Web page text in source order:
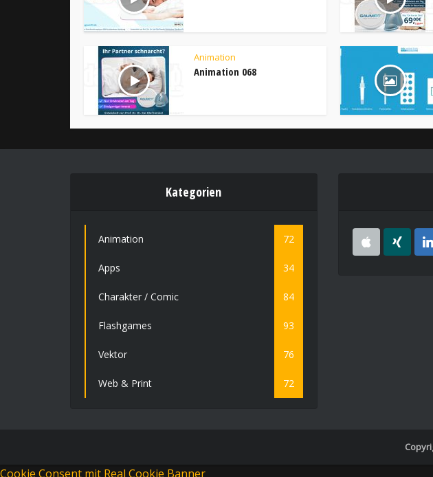
Animation
Animation 068
Kategorien
Animation 72
Apps 34
Charakter / Comic 84
Flashgames 93
Vektor 76
Web & Print 72
Cookie Consent mit Real Cookie Banner